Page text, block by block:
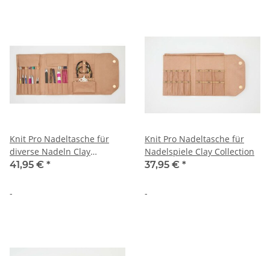
Knit Pro Nadeltasche für
diverse Nadeln Clay
Collection
41,95 € *
-
Knit Pro Nadeltasche für
Nadelspiele Clay Collection
37,95 € *
-